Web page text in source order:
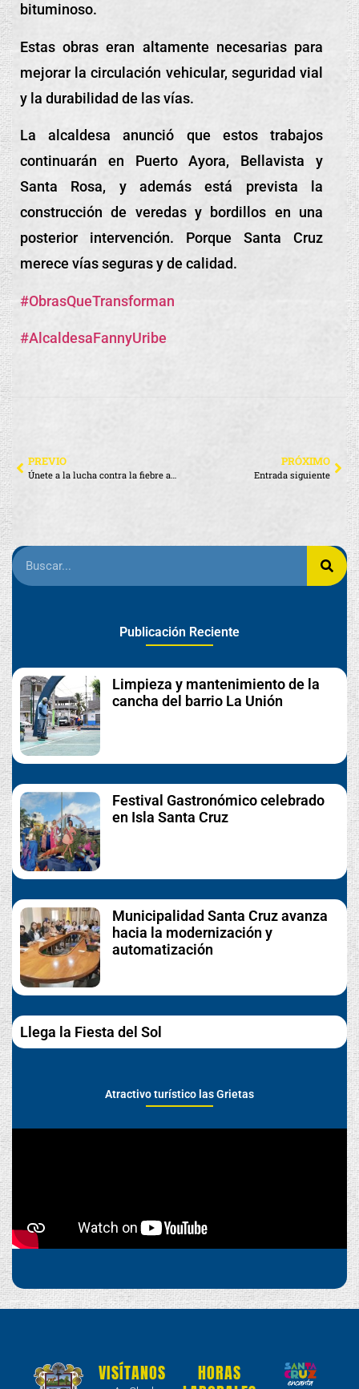
bituminoso.
Estas obras eran altamente necesarias para
mejorar la circulación vehicular, seguridad vial
y la durabilidad de las vías.
La alcaldesa anunció que estos trabajos
continuarán en Puerto Ayora, Bellavista y
Santa Rosa, y además está prevista la
construcción de veredas y bordillos en una
posterior intervención. Porque Santa Cruz
merece vías seguras y de calidad.
#ObrasQueTransforman
#AlcaldesaFannyUribe
PREVIO
Únete a la lucha contra la fiebre amarilla y la tos ferina
PRÓXIMO
Entrada siguiente
Publicación Reciente
Limpieza y mantenimiento de la
cancha del barrio La Unión
Festival Gastronómico celebrado
en Isla Santa Cruz
Municipalidad Santa Cruz avanza
hacia la modernización y
automatización
Llega la Fiesta del Sol
Atractivo turístico las Grietas
VISÍTANOS
HORAS